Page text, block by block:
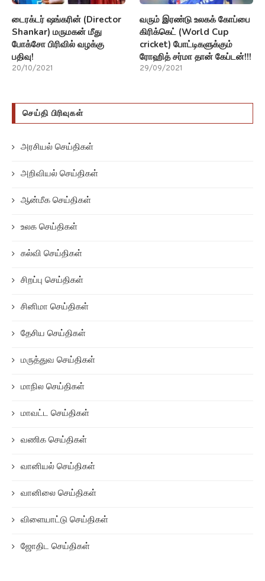
டைரக்டர் ஷங்கரின் (Director
Shankar) மருமகன் மீது
போக்சோ பிரிவில் வழக்கு
பதிவு!
20/10/2021
வரும் இரண்டு உலகக் கோப்பை
கிரிக்கெட் (World Cup
cricket) போட்டிகளுக்கும்
ரோஹித் சர்மா தான் கேப்டன்!!!
29/09/2021
செய்தி பிரிவுகள்
அரசியல் செய்திகள்
அறிவியல் செய்திகள்
ஆன்மீக செய்திகள்
உலக செய்திகள்
கல்வி செய்திகள்
சிறப்பு செய்திகள்
சினிமா செய்திகள்
தேசிய செய்திகள்
மருத்துவ செய்திகள்
மாநில செய்திகள்
மாவட்ட செய்திகள்
வணிக செய்திகள்
வானியல் செய்திகள்
வானிலை செய்திகள்
விளையாட்டு செய்திகள்
ஜோதிட செய்திகள்